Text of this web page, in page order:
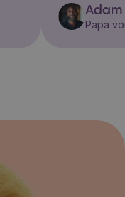
Adam
Papa